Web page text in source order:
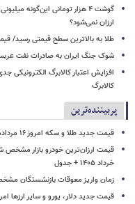
ارزان نمی‌شود؟
طلا به بالاترین سطح قیمتی رسید/ قیمت
شوک جنگ ایران به صادرات نفت
افزایش اعتبار کالابرگ
کالابرگ
پربیننده‌ترین
قیمت جدید طلا و سکه امروز ۱۶ مردادماه ۱۴۰۵/ جدول
خرداد ۱۴۰۵ + جدول
زمان واریز معوقات بازنشستگان
قیمت جدید دلار، یورو و سایر ارزها امروز ۱۶ مردادماه ۱۴۰۵/